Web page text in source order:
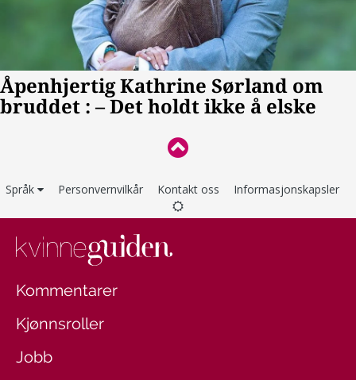
Språk Personvernvilkår Kontakt oss Informasjonskapsler
Kommentarer
Kjønnsroller
Jobb